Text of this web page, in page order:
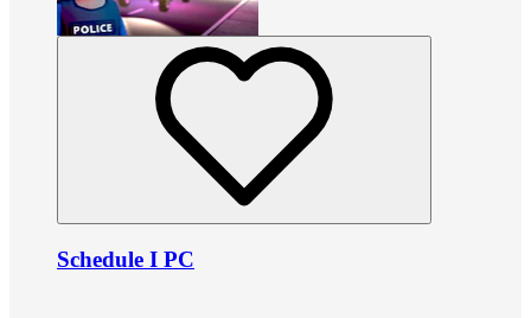
Schedule I PC